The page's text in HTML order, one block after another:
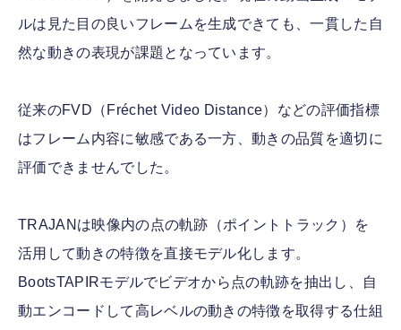
ルは見た目の良いフレームを生成できても、一貫した自
然な動きの表現が課題となっています。
従来のFVD（Fréchet Video Distance）などの評価指標
はフレーム内容に敏感である一方、動きの品質を適切に
評価できませんでした。
TRAJANは映像内の点の軌跡（ポイントトラック）を
活用して動きの特徴を直接モデル化します。
BootsTAPIRモデルでビデオから点の軌跡を抽出し、自
動エンコードして高レベルの動きの特徴を取得する仕組